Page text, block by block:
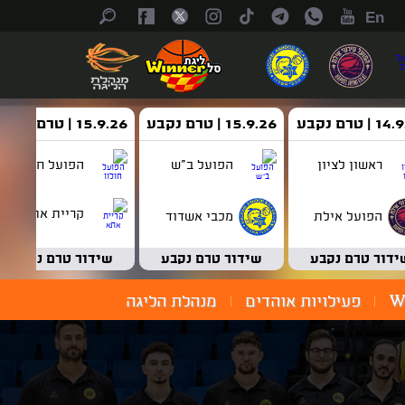
En
טרם נקבע
ראשון לציון
הפועל אילת
טרם נקבע
15.9.26 | טרם נקבע
הפועל ב"ש
מכבי אשדוד
שידור טרם נקבע
15.9.26 | טרם נקבע
הפועל חולון
קריית אתא
שידור טרם נקבע
פעילויות אוהדים מנהלת הליגה